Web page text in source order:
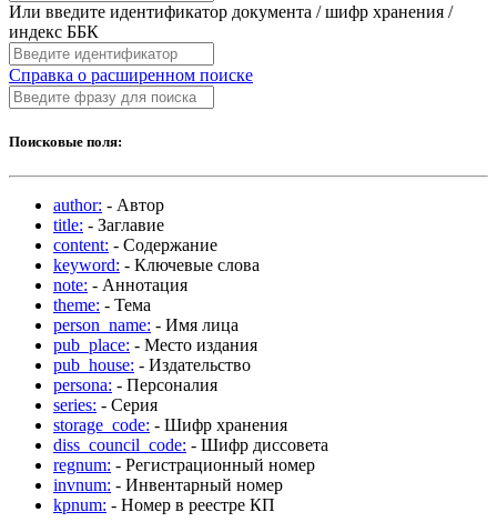
Или введите идентификатор документа / шифр хранения /
индекс ББК
Справка о расширенном поиске
Поисковые поля:
author: - Автор
title: - Заглавие
content: - Содержание
keyword: - Ключевые слова
note: - Аннотация
theme: - Тема
person_name: - Имя лица
pub_place: - Место издания
pub_house: - Издательство
persona: - Персоналия
series: - Серия
storage_code: - Шифр хранения
diss_council_code: - Шифр диссовета
regnum: - Регистрационный номер
invnum: - Инвентарный номер
kpnum: - Номер в реестре КП